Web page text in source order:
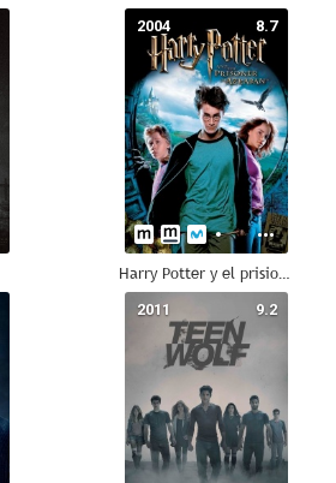
8.7
2004
Harry Potter y el prisionero de Azkaban
9.2
2011